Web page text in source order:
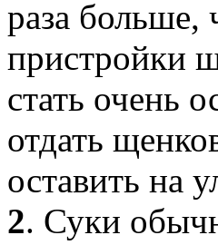
раза больше,
пристройки
стать очень
отдать
оставить на
2. Суки